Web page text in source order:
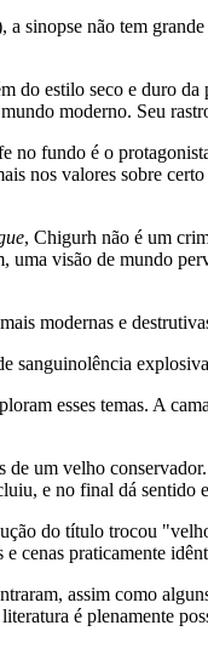
sinopse não tem
do estilo seco e duro
moderno. Seu
no fundo é o
nos valores sobre
, Chigurh não é um
visão de mundo
modernas e
sanguinolência
esses temas. A
um velho
e no final dá sentido
do título trocou
cenas praticamente
assim como
é plenamente